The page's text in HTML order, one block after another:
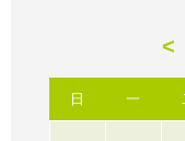
<
日 一